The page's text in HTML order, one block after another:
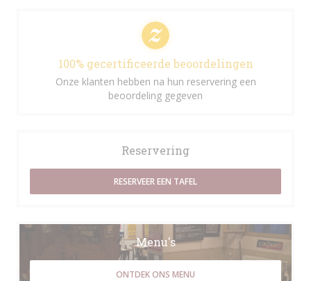
100% gecertificeerde beoordelingen
Onze klanten hebben na hun reservering een
beoordeling gegeven
Reservering
RESERVEER EEN TAFEL
Menu's
ONTDEK ONS MENU